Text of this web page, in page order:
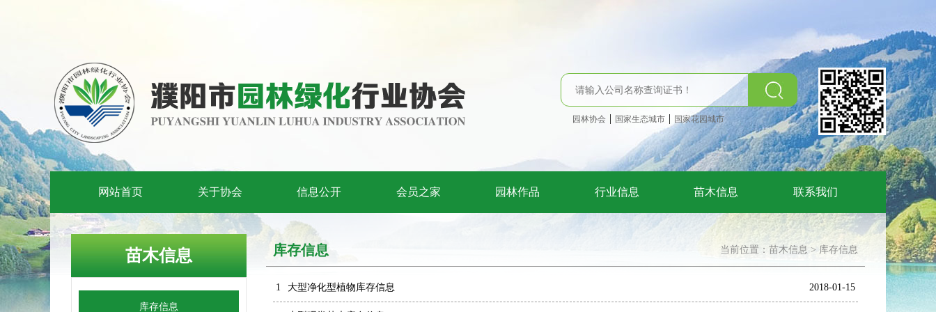
园林协会 | 国家生态城市 | 国家花园城市
网站首页 关于协会 信息公开 会员之家 园林作品 行业信息 苗木信息 联系我们
苗木信息
库存信息
当前位置： 苗木信息 > 库存信息
库存信息
2018-01-15
1 大型净化型植物库存信息